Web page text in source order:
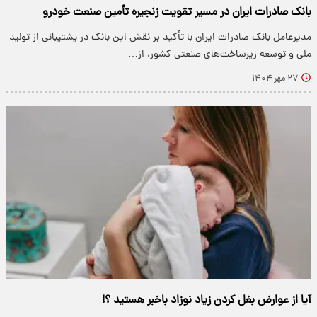
بانک صادرات ایران در مسیر تقویت زنجیره تأمین صنعت خودرو
​مدیرعامل بانک صادرات ایران با تأکید بر نقش این بانک در پشتیبانی از تولید
ملی و توسعه زیرساخت‌های صنعتی کشور، از…
۲۷ مهر ۱۴۰۴
آیا از عوارض بغل کردن زیاد نوزاد باخبر هستید ؟!